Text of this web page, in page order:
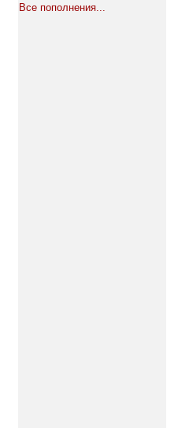
Все пополнения...